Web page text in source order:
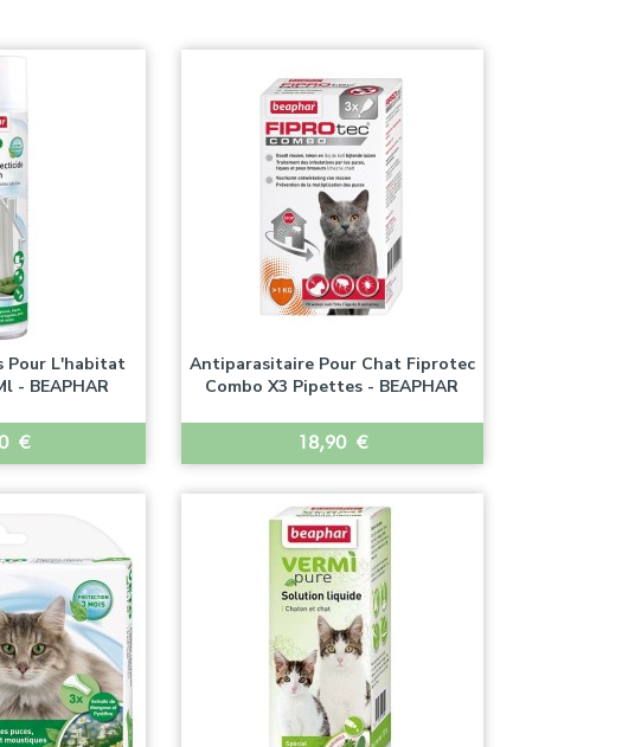
Pour L'habitat
- BEAPHAR
€
rapide
Antiparasitaire Pour Chat Fiprotec
Combo X3 Pipettes - BEAPHAR
Prix
18,90 €
Aperçu rapide